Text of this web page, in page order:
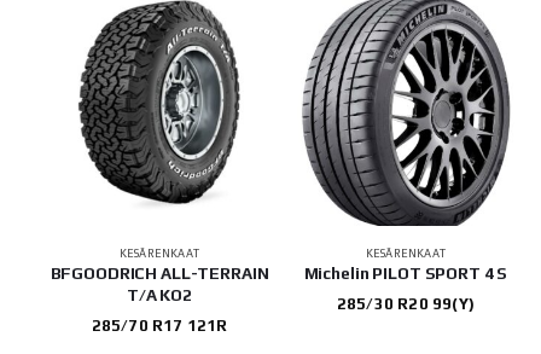
KESÄRENKAAT
BFGOODRICH ALL-TERRAIN
T/A KO2
285/70 R17 121R
KESÄRENKAAT
Michelin PILOT SPORT 4 S
285/30 R20 99(Y)